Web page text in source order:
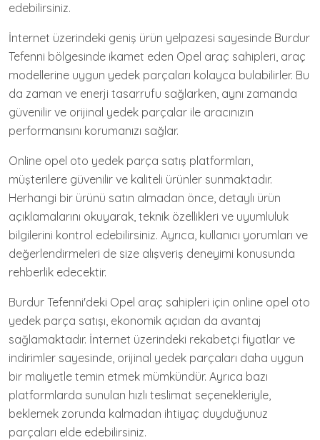
edebilirsiniz.
İnternet üzerindeki geniş ürün yelpazesi sayesinde Burdur
Tefenni bölgesinde ikamet eden Opel araç sahipleri, araç
modellerine uygun yedek parçaları kolayca bulabilirler. Bu
da zaman ve enerji tasarrufu sağlarken, aynı zamanda
güvenilir ve orijinal yedek parçalar ile aracınızın
performansını korumanızı sağlar.
Online opel oto yedek parça satış platformları,
müşterilere güvenilir ve kaliteli ürünler sunmaktadır.
Herhangi bir ürünü satın almadan önce, detaylı ürün
açıklamalarını okuyarak, teknik özellikleri ve uyumluluk
bilgilerini kontrol edebilirsiniz. Ayrıca, kullanıcı yorumları ve
değerlendirmeleri de size alışveriş deneyimi konusunda
rehberlik edecektir.
Burdur Tefenni'deki Opel araç sahipleri için online opel oto
yedek parça satışı, ekonomik açıdan da avantaj
sağlamaktadır. İnternet üzerindeki rekabetçi fiyatlar ve
indirimler sayesinde, orijinal yedek parçaları daha uygun
bir maliyetle temin etmek mümkündür. Ayrıca bazı
platformlarda sunulan hızlı teslimat seçenekleriyle,
beklemek zorunda kalmadan ihtiyaç duyduğunuz
parçaları elde edebilirsiniz.